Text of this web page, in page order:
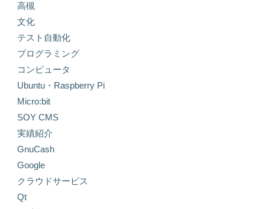
高槻
文化
テスト自動化
プログラミング
コンピュータ
Ubuntu・Raspberry Pi
Micro:bit
SOY CMS
実績紹介
GnuCash
Google
クラウドサービス
Qt